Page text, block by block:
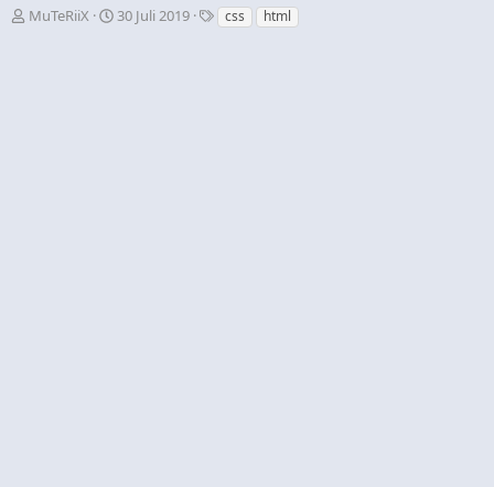
E
MuTeRiiX
E
30 Juli 2019
S
c
css html